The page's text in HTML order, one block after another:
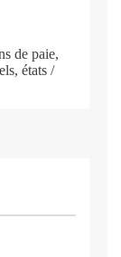
de paie,
états /